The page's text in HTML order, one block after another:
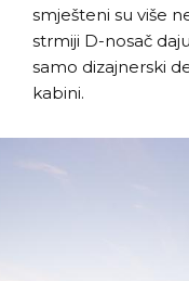
smješteni su više
strmiji D-nosač
samo dizajnerski
kabini.